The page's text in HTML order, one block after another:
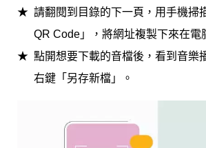
請翻閱到目錄的下一頁，用手機掃
QR Code」，將網址複製下來在電
點開想要下載的音檔後，看到音樂
右鍵「另存新檔」。